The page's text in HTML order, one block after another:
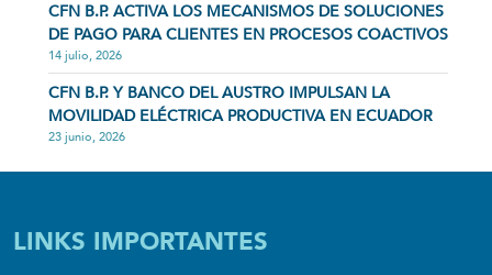
CFN B.P. ACTIVA LOS MECANISMOS DE SOLUCIONES
DE PAGO PARA CLIENTES EN PROCESOS COACTIVOS
14 julio, 2026
CFN B.P. Y BANCO DEL AUSTRO IMPULSAN LA
MOVILIDAD ELÉCTRICA PRODUCTIVA EN ECUADOR
23 junio, 2026
LINKS IMPORTANTES